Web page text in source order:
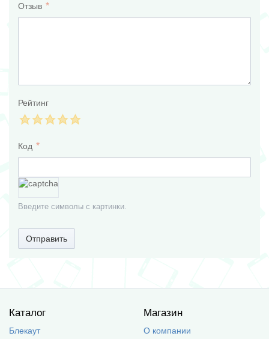
Отзыв
Рейтинг
Код
Введите символы с картинки.
Отправить
Каталог
Блекаут
Магазин
О компании